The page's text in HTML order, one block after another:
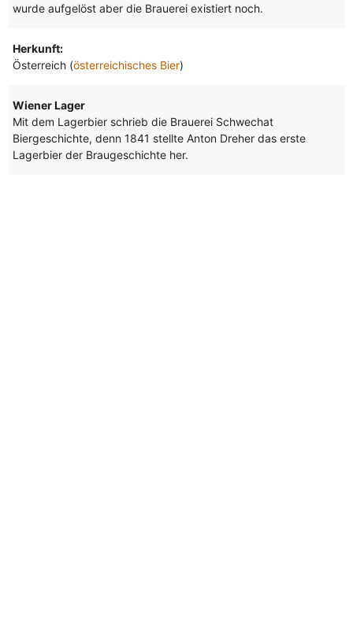
wurde aufgelöst aber die Brauerei existiert noch.
Herkunft:
Österreich (österreichisches Bier)
Wiener Lager
Mit dem Lagerbier schrieb die Brauerei Schwechat
Biergeschichte, denn 1841 stellte Anton Dreher das erste
Lagerbier der Braugeschichte her.